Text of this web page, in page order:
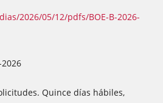
2026/05/12/pdfs/BOE-B-2026-
Quince días hábiles,